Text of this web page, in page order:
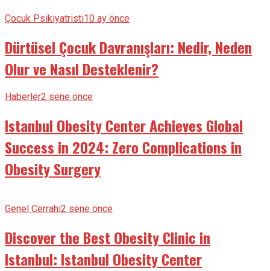
Çocuk Psikiyatristi10 ay önce
Dürtüsel Çocuk Davranışları: Nedir, Neden
Olur ve Nasıl Desteklenir?
Haberler2 sene önce
Istanbul Obesity Center Achieves Global
Success in 2024: Zero Complications in
Obesity Surgery
Genel Cerrahi2 sene önce
Discover the Best Obesity Clinic in
Istanbul: Istanbul Obesity Center